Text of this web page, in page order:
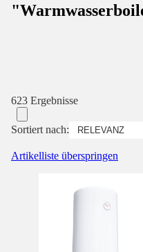
623 Ergebnisse
Sortiert nach:
Artikelliste überspringen